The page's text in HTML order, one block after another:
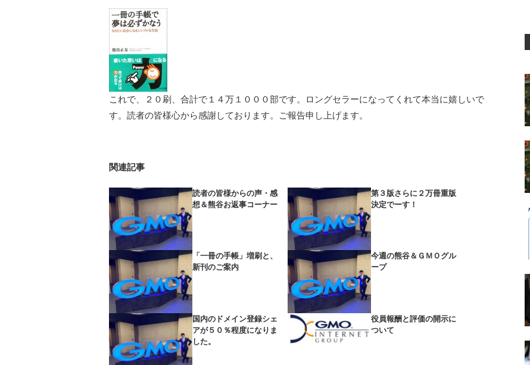
これで、２０刷、合計で１４万１０００部です。ロングセラーになってくれて本当に嬉しいで
す。読者の皆様心から感謝しております。ご報告申し上げます。
関連記事
読者の皆様からの声・感
想＆熊谷お返事コーナー
第３版さらに２万冊重版
決定でーす！
「一冊の手帳」増刷と、
新刊のご案内
今週の熊谷＆ＧＭＯグル
ープ
国内のドメイン登録シェ
アが５０％程度になりま
した。
役員報酬と評価の開示に
ついて